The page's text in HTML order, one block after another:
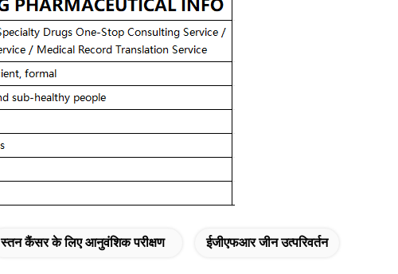
स्तन कैंसर के लिए आनुवंशिक परीक्षण ईजीएफआर जीन उत्परिवर्तन